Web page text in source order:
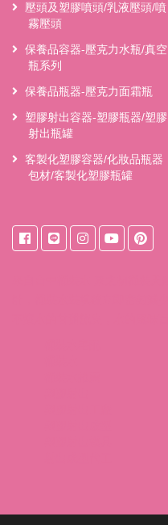
壓頭及塑膠噴頭/乳液壓頭/噴
霧壓頭
保養品容器-壓克力水瓶/真空
瓶系列
保養品瓶器-壓克力面霜瓶
塑膠射出容器-塑膠瓶器/塑膠
射出瓶罐
客製化塑膠容器/化妝品瓶器
包材/客製化塑膠瓶罐